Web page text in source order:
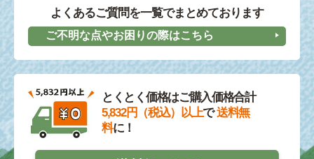
よくあるご質問を一覧でまとめております
ご不明な点やお困りの際はこちら
とくとく価格はご購入価格合計
5,832円（税込）以上で送料無
料に！